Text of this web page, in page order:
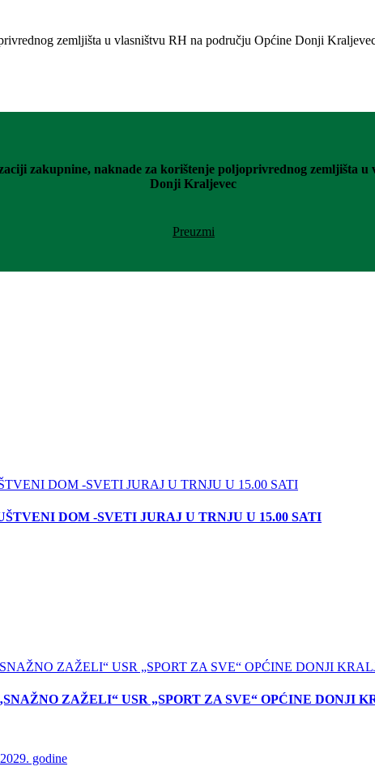
zakupnine, naknade za korištenje poljoprivrednog zemljišta
Donji Kraljevec
Preuzmi
DOM -SVETI JURAJ U TRNJU U 15.00 SATI
ZAŽELI“ USR „SPORT ZA SVE“ OPĆINE DONJI